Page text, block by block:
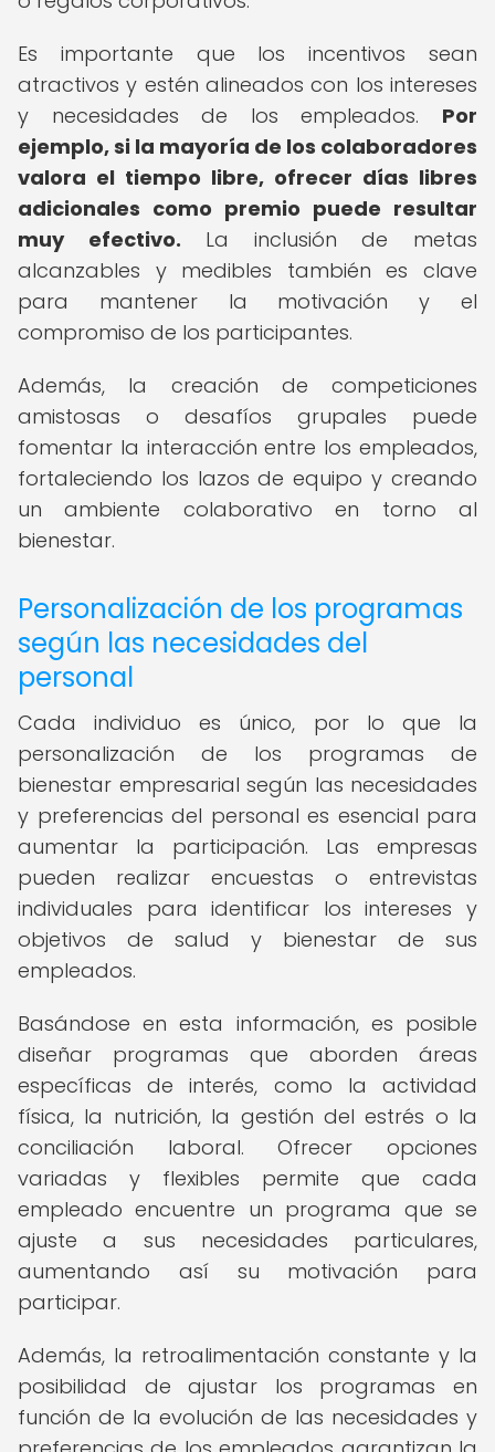
Es importante que los incentivos sean
atractivos y estén alineados con los intereses
y necesidades de los empleados. Por
ejemplo, si la mayoría de los colaboradores
valora el tiempo libre, ofrecer días libres
adicionales como premio puede resultar
muy efectivo. La inclusión de metas
alcanzables y medibles también es clave
para mantener la motivación y el
compromiso de los participantes.
Además, la creación de competiciones
amistosas o desafíos grupales puede
fomentar la interacción entre los empleados,
fortaleciendo los lazos de equipo y creando
un ambiente colaborativo en torno al
bienestar.
Personalización de los programas
según las necesidades del
personal
Cada individuo es único, por lo que la
personalización de los programas de
bienestar empresarial según las necesidades
y preferencias del personal es esencial para
aumentar la participación. Las empresas
pueden realizar encuestas o entrevistas
individuales para identificar los intereses y
objetivos de salud y bienestar de sus
empleados.
Basándose en esta información, es posible
diseñar programas que aborden áreas
específicas de interés, como la actividad
física, la nutrición, la gestión del estrés o la
conciliación laboral. Ofrecer opciones
variadas y flexibles permite que cada
empleado encuentre un programa que se
ajuste a sus necesidades particulares,
aumentando así su motivación para
participar.
Además, la retroalimentación constante y la
posibilidad de ajustar los programas en
función de la evolución de las necesidades y